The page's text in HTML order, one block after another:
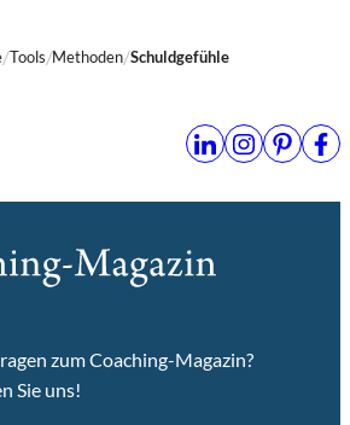
Tools Methoden Schuldgefühle
zum Coaching-Magazin?
Sie uns!